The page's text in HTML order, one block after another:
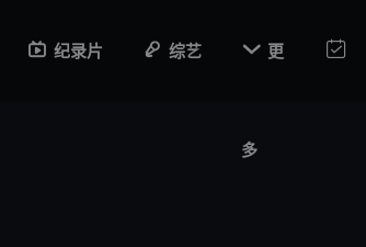
纪录片 综艺  更
多